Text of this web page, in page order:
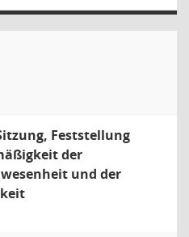
Feststellung
der
und der